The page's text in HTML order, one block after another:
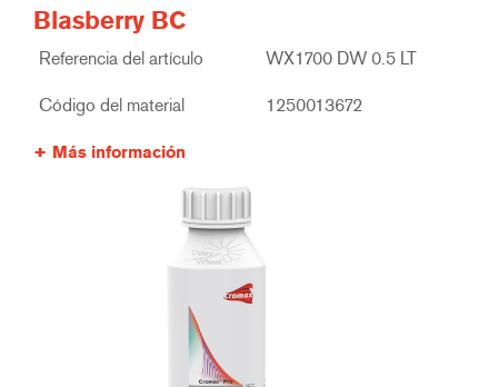
Blasberry BC
Referencia del artículo WX1700 DW 0.5 LT
Código del material 1250013672
Más información